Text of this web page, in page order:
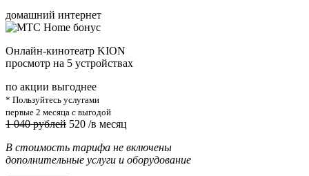
домашний интернет
Онлайн-кинотеатр KION
просмотр на 5 устройствах
по акции выгоднее
* Пользуйтесь услугами
первые 2 месяца с выгодой
1 040 рублей 520 /в месяц
В стоимость тарифа не включены
дополнительные услуги и оборудование